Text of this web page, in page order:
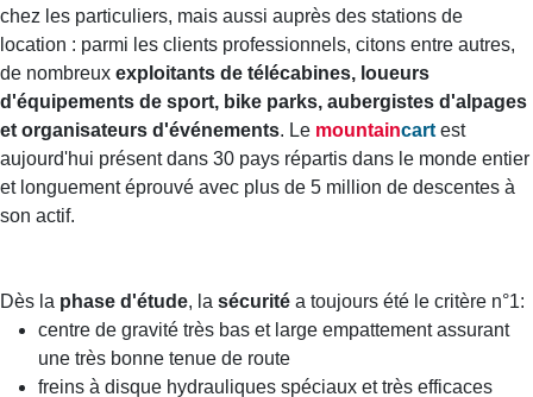
chez les particuliers, mais aussi auprès des stations de
location : parmi les clients professionnels, citons entre autres,
de nombreux exploitants de télécabines, loueurs
d'équipements de sport, bike parks, aubergistes d'alpages
et organisateurs d'événements. Le mountaincart est
aujourd'hui présent dans 30 pays répartis dans le monde entier
et longuement éprouvé avec plus de 5 million de descentes à
son actif.
Dès la phase d'étude, la sécurité a toujours été le critère n°1:
centre de gravité très bas et large empattement assurant
une très bonne tenue de route
freins à disque hydrauliques spéciaux et très efficaces